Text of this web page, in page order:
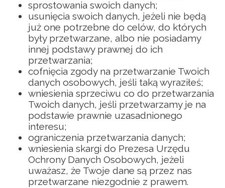
sprostowania swoich danych;
usunięcia swoich danych, jeżeli nie będą
już one potrzebne do celów, do których
były przetwarzane, albo nie posiadamy
innej podstawy prawnej do ich
przetwarzania;
cofnięcia zgody na przetwarzanie Twoich
danych osobowych, jeśli taką wyraziłeś;
wniesienia sprzeciwu co do przetwarzania
Twoich danych, jeśli przetwarzamy je na
podstawie prawnie uzasadnionego
interesu;
ograniczenia przetwarzania danych;
wniesienia skargi do Prezesa Urzędu
Ochrony Danych Osobowych, jeżeli
uważasz, że Twoje dane są przez nas
przetwarzane niezgodnie z prawem.